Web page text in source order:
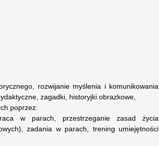
rozwijanie myślenia i komunikowania
zagadki, historyjki obrazkowe,
poprzez:
w parach, przestrzeganie zasad życia
zadania w parach, trening umiejętności